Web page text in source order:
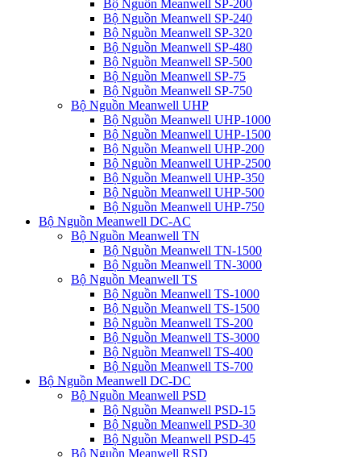
Bộ Nguồn Meanwell SP-200
Bộ Nguồn Meanwell SP-240
Bộ Nguồn Meanwell SP-320
Bộ Nguồn Meanwell SP-480
Bộ Nguồn Meanwell SP-500
Bộ Nguồn Meanwell SP-75
Bộ Nguồn Meanwell SP-750
Bộ Nguồn Meanwell UHP
Bộ Nguồn Meanwell UHP-1000
Bộ Nguồn Meanwell UHP-1500
Bộ Nguồn Meanwell UHP-200
Bộ Nguồn Meanwell UHP-2500
Bộ Nguồn Meanwell UHP-350
Bộ Nguồn Meanwell UHP-500
Bộ Nguồn Meanwell UHP-750
Bộ Nguồn Meanwell DC-AC
Bộ Nguồn Meanwell TN
Bộ Nguồn Meanwell TN-1500
Bộ Nguồn Meanwell TN-3000
Bộ Nguồn Meanwell TS
Bộ Nguồn Meanwell TS-1000
Bộ Nguồn Meanwell TS-1500
Bộ Nguồn Meanwell TS-200
Bộ Nguồn Meanwell TS-3000
Bộ Nguồn Meanwell TS-400
Bộ Nguồn Meanwell TS-700
Bộ Nguồn Meanwell DC-DC
Bộ Nguồn Meanwell PSD
Bộ Nguồn Meanwell PSD-15
Bộ Nguồn Meanwell PSD-30
Bộ Nguồn Meanwell PSD-45
Bộ Nguồn Meanwell RSD